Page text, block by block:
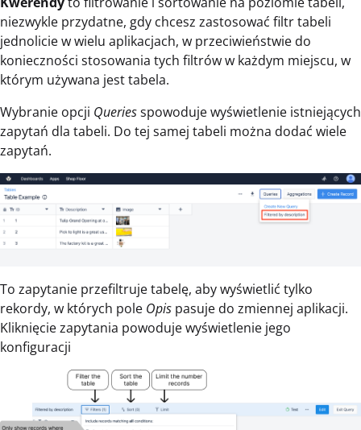
niezwykle przydatne, gdy chcesz zastosować filtr tabeli
jednolicie w wielu aplikacjach, w przeciwieństwie do
konieczności stosowania tych filtrów w każdym miejscu, w
którym używana jest tabela.
Wybranie opcji Queriesspowoduje wyświetlenie istniejących
zapytań dla tabeli. Do tej samej tabeli można dodać wiele
zapytań.
To zapytanie przefiltruje tabelę, aby wyświetlić tylko
rekordy, w których pole Opis pasuje do zmiennej aplikacji.
Kliknięcie zapytania powoduje wyświetlenie jego
konfiguracji